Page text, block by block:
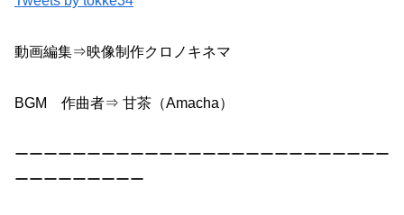
動画編集⇒映像制作クロノキネマ
BGM 作曲者⇒ 甘茶（Amacha）
ーーーーーーーーーーーーーーーーーーーーーーーーーー
ーーーーーーーーー